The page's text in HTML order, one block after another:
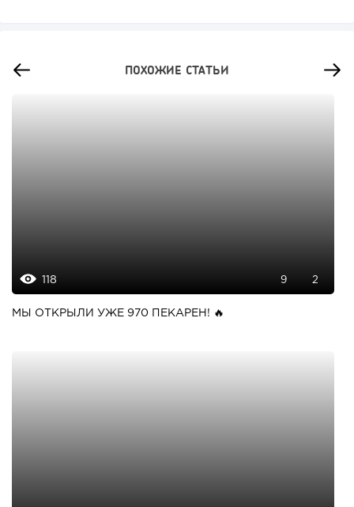
ПОХОЖИЕ СТАТЬИ
118 9 2
МЫ ОТКРЫЛИ УЖЕ 970 ПЕКАРЕН! 🔥